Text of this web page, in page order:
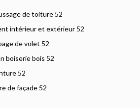
de toiture 52
intérieur et extérieur 52
de volet 52
boiserie bois 52
52
de façade 52